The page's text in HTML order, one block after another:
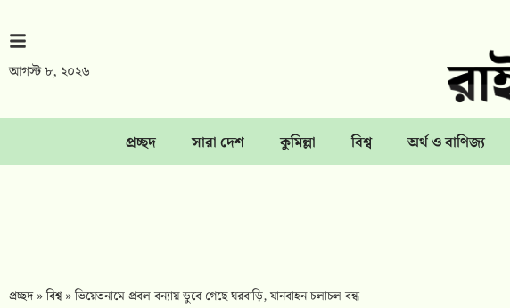
আগস্ট ৮, ২০২৬
প্রচ্ছদ সারা দেশ কুমিল্লা বিশ্ব অর্থ ও বাণিজ্য
প্রচ্ছদ»বিশ্ব»ভিয়েতনামে প্রবল বন্যায় ডুবে গেছে ঘরবাড়ি, যানবাহন চলাচল বন্ধ